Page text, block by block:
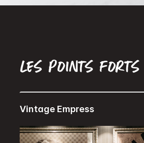
Les points forts